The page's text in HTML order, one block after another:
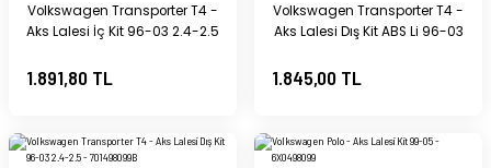
Volkswagen Transporter T4 -
Aks Lalesi İç Kit 96-03 2.4-2.5
1.891,80 TL
Volkswagen Transporter T4 -
Aks Lalesi Dış Kit ABS Li 96-03
1.845,00 TL